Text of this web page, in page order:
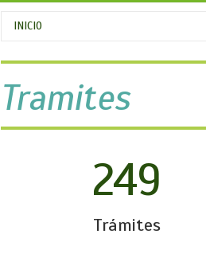
Se
encuentra
usted
aquí
INICIO
Tramites
249
Trámites